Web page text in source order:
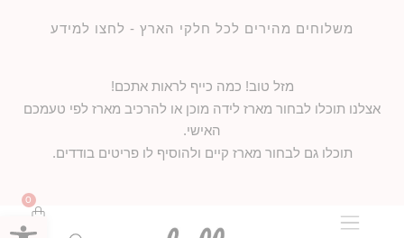
פתח
משלוחים מהירים לכל חלקי הארץ - לחצו למידע
מזל טוב! כמה כייף לראות אתכם!
אצלנו תוכלו לבחור מארז לידה מוכן או להרכיב מארז לפי טעמכם
האישי.
תוכלו גם לבחור מארז קיים ולהוסיף לו פריטים בודדים.
0